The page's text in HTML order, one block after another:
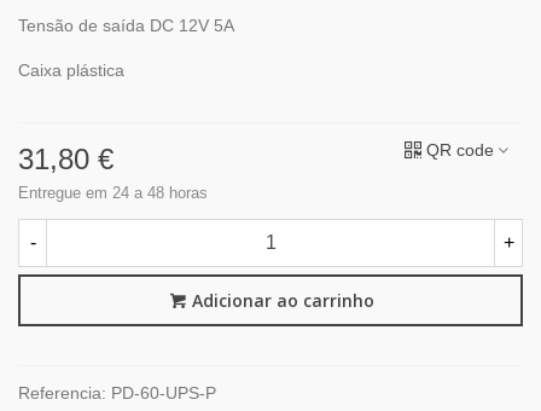
Tensão de saída DC 12V 5A
Caixa plástica
31,80 €
Entregue em 24 a 48 horas
QR code
- +
Adicionar ao carrinho
Referencia: PD-60-UPS-P